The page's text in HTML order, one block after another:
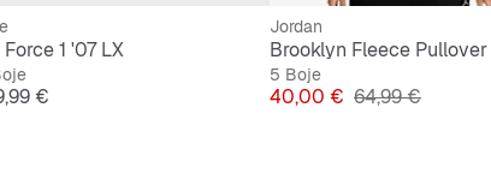
1 '07 LX
€
Jordan
Brooklyn Fleece Pullover
5 Boje
Cijena
40,00 € Originalna cijena
64,99 €